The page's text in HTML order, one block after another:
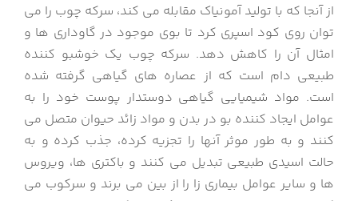
از آنجا که با تولید آمونیاک مقابله می کند، سرکه چوب را می
توان روی کود اسپری کرد تا بوی موجود در گاوداری ها و
امثال آن را کاهش دهد. سرکه چوب یک خوشبو کننده
طبیعی دام است که از عصاره های گیاهی گرفته شده
است. مواد شیمیایی گیاهی دوستدار پوست خود را به
عوامل ایجاد کننده بو در بدن و مواد زائد حیوان متصل می
کنند و به طور موثر آنها را تجزیه کرده، جذب کرده و به
حالت اسیدی طبیعی تبدیل می کنند و باکتری ها، ویروس
ها و سایر عوامل بیماری زا را از بین می برند و سرکوب می